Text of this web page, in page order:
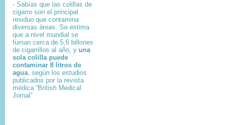
- Sabías que l as colillas de
cigarro son el principal
residuo que contamina
diversas áreas. Se estima
que a nivel mundial se
fuman cerca de 5,6 billones
de cigarrillos al año, y una
sola colilla puede
contaminar 8 litros de
agua, según los estudios
publicados por la revista
médica “British Medical
Jornal”